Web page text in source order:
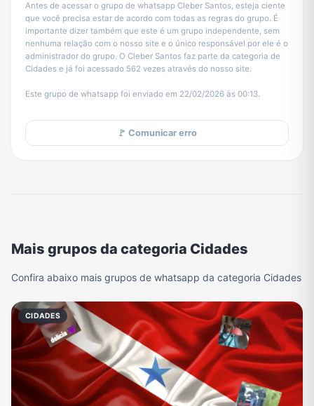
Antes de acessar o grupo de whatsapp Cleber Santos, esteja ciente
que você precisa estar de acordo com todas as regras do grupo. É
importante dizer também que este é um grupo independente, sem
nenhuma relação com o nosso site e o único responsável por ele é o
administrador do grupo. O Cleber Santos faz parte da categoria de
Cidades e já foi acessado 562 vezes através do nosso site.
Este grupo de whatsapp foi enviado em 22/02/2026 às 00:13.
🚩 Comunicar erro
Mais grupos da categoria Cidades
Confira abaixo mais grupos de whatsapp da categoria Cidades
CIDADES